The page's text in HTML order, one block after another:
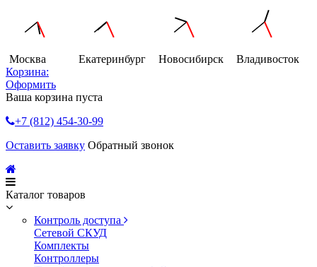
Москва Екатеринбург Новосибирск
Владивосток
Корзина:
Оформить
Ваша корзина пуста
+7 (812) 454-30-99
Оставить заявку Обратный звонок
Каталог товаров
Контроль доступа
Сетевой СКУД
Комплекты
Контроллеры